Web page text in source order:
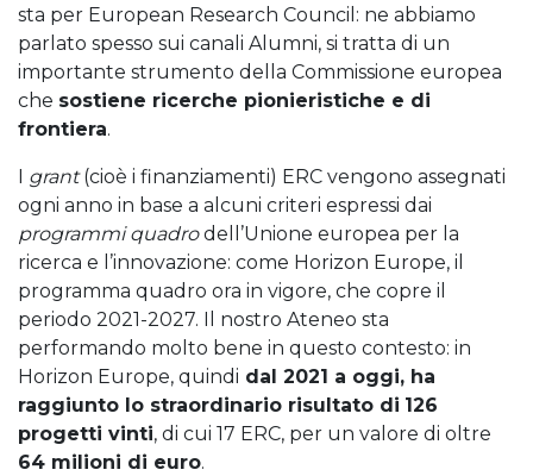
sta per European Research Council: ne abbiamo
parlato spesso sui canali Alumni, si tratta di un
importante strumento della Commissione europea
che sostiene ricerche pionieristiche e di
frontiera.
grant(cioè i finanziamenti) ERC vengono assegnati
ogni anno in base a alcuni criteri espressi dai
programmi quadrodell’Unione europea per la
ricerca e l’innovazione: come Horizon Europe, il
programma quadro ora in vigore, che copre il
periodo 2021-2027. Il nostro Ateneo sta
performando molto bene in questo contesto: in
Horizon Europe, quindi dal 2021 a oggi, ha
raggiunto lo straordinario risultato di 126
progetti vinti, di cui 17 ERC, per un valore di oltre
64 milioni di euro.